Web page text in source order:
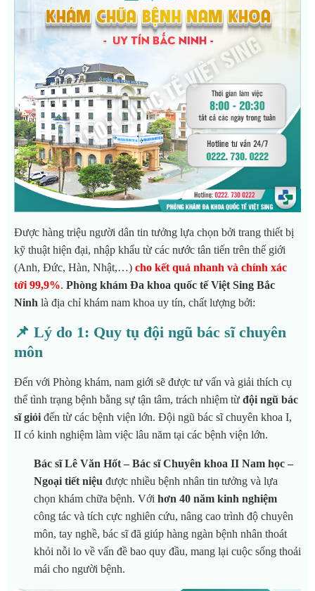
Được hàng triệu người dân tin tưởng lựa chọn bởi trang thiết bị
kỹ thuật hiện đại, nhập khẩu từ các nước tân tiến trên thế giới
(Anh, Đức, Hàn, Nhật,…) cho kết quả nhanh và chính xác
tới 99,9%. Phòng khám Đa khoa quốc tế Việt Sing Bắc
Ninh là địa chỉ khám nam khoa uy tín, chất lượng bởi:
📌 Lý do 1: Quy tụ đội ngũ bác sĩ chuyên
môn
Đến với Phòng khám, nam giới sẽ được tư vấn và giải thích cụ
thể tình trạng bệnh bằng sự tận tâm, trách nhiệm từ đội ngũ bác
sĩ giỏi đến từ các bệnh viện lớn. Đội ngũ bác sĩ chuyên khoa I,
II có kinh nghiệm làm việc lâu năm tại các bệnh viện lớn.
Bác sĩ Lê Văn Hốt – Bác sĩ Chuyên khoa II Nam học –
Ngoại tiết niệu được nhiều bệnh nhân tin tưởng và lựa
chọn khám chữa bệnh. Với hơn 40 năm kinh nghiệm
công tác và tích cực nghiên cứu, nâng cao trình độ chuyên
môn, tay nghề, bác sĩ đã giúp hàng ngàn bệnh nhân thoát
khỏi nỗi lo về vấn đề bao quy đầu, mang lại cuộc sống thoải
mái cho người bệnh.